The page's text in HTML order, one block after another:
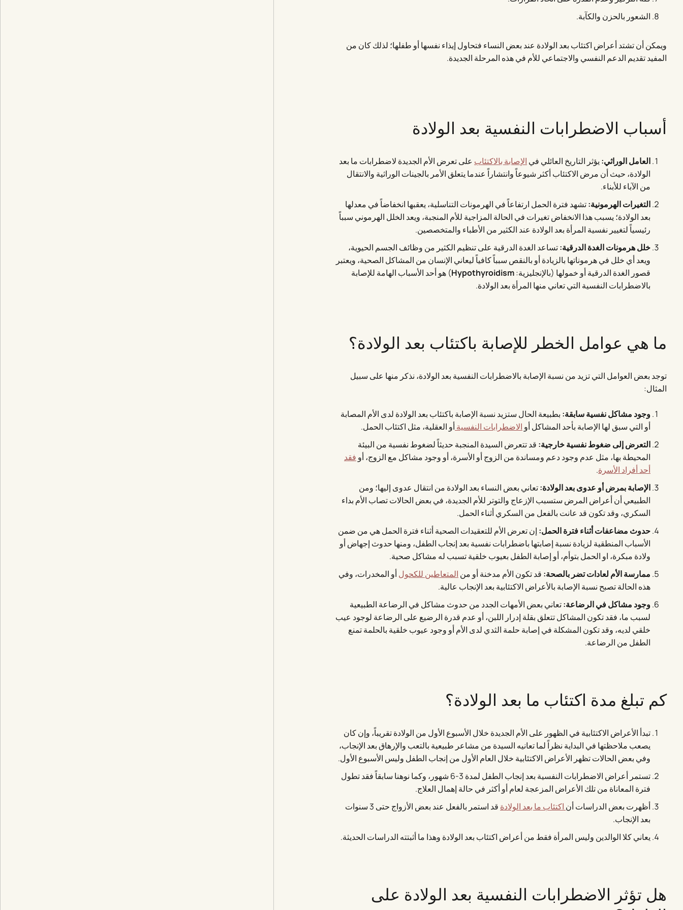
الشعور بالحزن والكآبة.
ويمكن أن تشتد أعراض اكتئاب بعد الولادة عند بعض النساء فتحاول إيذاء نفسها أو طفلها؛ لذلك كان من
المفيد تقديم الدعم النفسي والاجتماعي للأم في هذه المرحلة الجديدة.
أسباب الاضطرابات النفسية بعد الولادة
العامل الوراثي: يؤثر التاريخ العائلي في الإصابة بالاكتئاب على تعرض الأم الجديدة لاضطرابات ما بعد
الولادة، حيث أن مرض الاكتئاب أكثر شيوعاً وانتشاراً عندما يتعلق الأمر بالجينات الوراثية والانتقال
من الآباء للأبناء.
التغيرات الهرمونية:تشهد فترة الحمل ارتفاعاً في الهرمونات التناسلية، يعقبها انخفاضاً في معدلها
بعد الولادة؛ يسبب هذا الانخفاض تغيرات في الحالة المزاجية للأم المنجبة، ويعد الخلل الهرموني سبباً
رئيسياً لتغيير نفسية المرأة بعد الولادة عند الكثير من الأطباء والمتخصصين.
خلل هرمونات الغدة الدرقية:تساعد الغدة الدرقية على تنظيم الكثير من وظائف الجسم الحيوية،
ويعد أي خلل في هرموناتها بالزيادة أو بالنقص سبباً كافياً ليعاني الإنسان من المشاكل الصحية، ويعتبر
قصور الغدة الدرقية أو خمولها (بالإنجليزية:Hypothyroidism) هو أحد الأسباب الهامة للإصابة
بالاضطرابات النفسية التي تعاني منها المرأة بعد الولادة.
ما هي عوامل الخطر للإصابة باكتئاب بعد الولادة؟
توجد بعض العوامل التي تزيد من نسبة الإصابة بالاضطرابات النفسية بعد الولادة، نذكر منها على سبيل
المثال:
وجود مشاكل نفسية سابقة: بطبيعة الحال ستزيد نسبة الإصابة باكتئاب بعد الولادة لدى الأم المصابة
أو التي سبق لها الإصابة بأحد المشاكل أو الاضطرابات النفسيةأو العقلية، مثل اكتئاب الحمل.
التعرض إلى ضغوط نفسية خارجية: قد تتعرض السيدة المنجبة حديثاً لضغوط نفسية من البيئة
المحيطة بها، مثل عدم وجود دعم ومساندة من الزوج أو الأسرة، أو وجود مشاكل مع الزوج، أو فقد
أحد أفراد الأسرة.
الإصابة بمرض أو عدوى بعد الولادة:تعاني بعض النساء بعد الولادة من انتقال عدوى إليها؛ ومن
الطبيعي أن أعراض المرض ستسبب الإزعاج والتوتر للأم الجديدة، في بعض الحالات تصاب الأم بداء
السكري، وقد تكون قد عانت بالفعل من السكري أثناء الحمل.
حدوث مضاعفات أثناء فترة الحمل: إن تعرض الأم للتعقيدات الصحية أثناء فترة الحمل هي من ضمن
الأسباب المنطقية لزيادة نسبة إصابتها باضطرابات نفسية بعد إنجاب الطفل، ومنها حدوث إجهاض أو
ولادة مبكرة، او الحمل بتوأم، أو إصابة الطفل بعيوب خلقية تسبب له مشاكل صحية.
ممارسة الأم لعادات تضر بالصحة: قد تكون الأم مدخنة أو من المتعاطين للكحولأو المخدرات، وفي
هذه الحالة تصبح نسبة الإصابة بالأعراض الاكتئابية بعد الإنجاب عالية.
وجود مشاكل في الرضاعة:تعاني بعض الأمهات الجدد من حدوث مشاكل في الرضاعة الطبيعية
لسبب ما، فقد تكون المشاكل تتعلق بقلة إدرار اللبن، أو عدم قدرة الرضيع على الرضاعة لوجود عيب
خلقي لديه، وقد تكون المشكلة في إصابة حلمة الثدي لدى الأم أو وجود عيوب خلقية بالحلمة تمنع
الطفل من الرضاعة.
كم تبلغ مدة اكتئاب ما بعد الولادة؟
تبدأ الأعراض الاكتئابية في الظهور على الأم الجديدة خلال الأسبوع الأول من الولادة تقريباً، وإن كان
يصعب ملاحظتها في البداية نظراً لما تعانيه السيدة من مشاعر طبيعية بالتعب والإرهاق بعد الإنجاب،
وفي بعض الحالات تظهر الأعراض الاكتئابية خلال العام الأول من إنجاب الطفل وليس الأسبوع الأول.
تستمر أعراض الاضطرابات النفسية بعد إنجاب الطفل لمدة 3-6 شهور، وكما نوهنا سابقاً فقد تطول
فترة المعاناة من تلك الأعراض المزعجة لعام أو أكثر في حالة إهمال العلاج.
أظهرت بعض الدراسات أن اكتئاب ما بعد الولادة
قد استمر بالفعل عند بعض الأزواج حتى 3 سنوات
بعد الإنجاب.
يعاني كلا الوالدين وليس المرأة فقط من أعراض اكتئاب بعد الولادة وهذا ما أثبتته الدراسات الحديثة.
هل تؤثر الاضطرابات النفسية بعد الولادة على